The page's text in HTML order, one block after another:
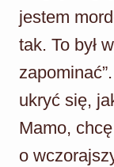
jestem
tak. To był
ukryć się,
Mamo,
o